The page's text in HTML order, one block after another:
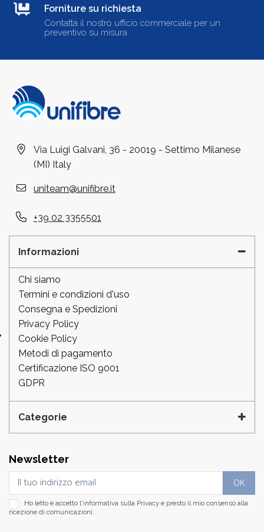
Forniture su richiesta
Contatta il nostro ufficio commerciale per un
preventivo su misura
Via Luigi Galvani, 36 - 20019 - Settimo Milanese
(MI) Italy
uniteam@unifibre.it
+39 02 3355501
Informazioni
Chi siamo
Termini e condizioni d'uso
Consegna e Spedizioni
Privacy Policy
Cookie Policy
Metodi di pagamento
Certificazione ISO 9001
GDPR
Categorie
Newsletter
Ho letto e accetto l'informativa sulla Privacy e presto il mio consenso alla
ricezione di comunicazioni.